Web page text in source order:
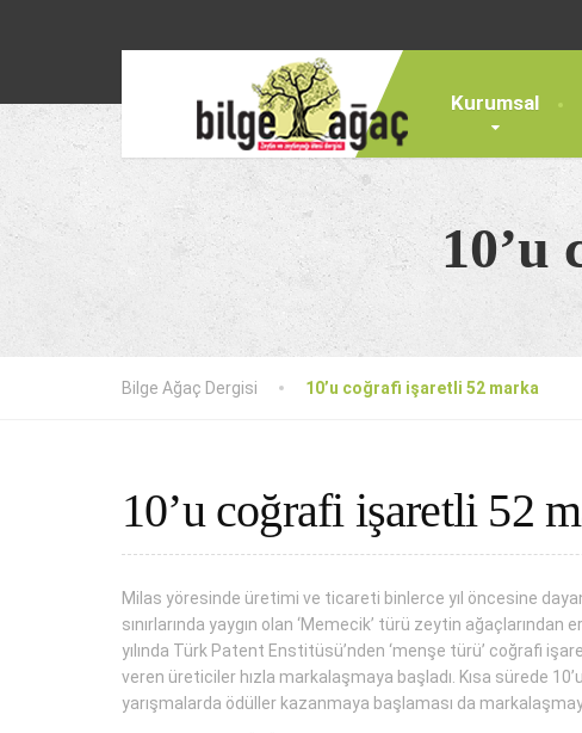
Kurumsal
10’u
Bilge Ağaç Dergisi 10’u coğrafi işaretli 52 marka
10’u coğrafi işaretli 52
Milas yöresinde üretimi ve ticareti binlerce yıl öncesine
sınırlarında yaygın olan ‘Memecik’ türü zeytin
yılında Türk Patent Enstitüsü’nden ‘menşe türü’ coğrafi
veren üreticiler hızla markalaşmaya başladı. Kısa sürede
yarışmalarda ödüller kazanmaya başlaması da